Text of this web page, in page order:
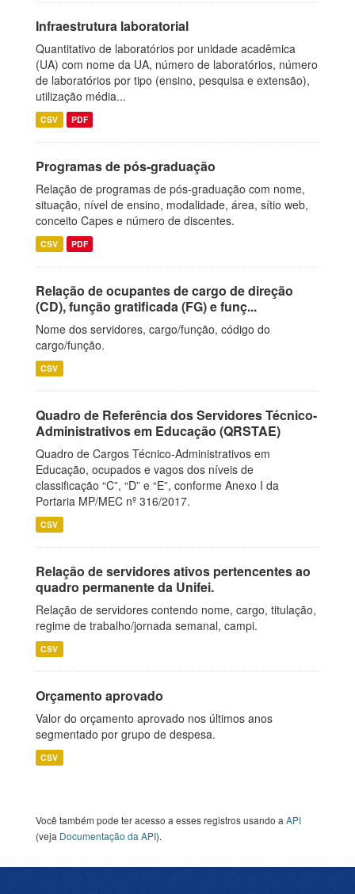
Infraestrutura laboratorial
Quantitativo de laboratórios por unidade acadêmica
(UA) com nome da UA, número de laboratórios, número
de laboratórios por tipo (ensino, pesquisa e extensão),
utilização média...
CSV PDF
Programas de pós-graduação
Relação de programas de pós-graduação com nome,
situação, nível de ensino, modalidade, área, sítio web,
conceito Capes e número de discentes.
CSV PDF
Relação de ocupantes de cargo de direção
(CD), função gratificada (FG) e funç...
Nome dos servidores, cargo/função, código do
cargo/função.
CSV
Quadro de Referência dos Servidores Técnico-
Administrativos em Educação (QRSTAE)
Quadro de Cargos Técnico-Administrativos em
Educação, ocupados e vagos dos níveis de
classificação “C”, “D” e “E”, conforme Anexo I da
Portaria MP/MEC nº 316/2017.
CSV
Relação de servidores ativos pertencentes ao
quadro permanente da Unifei.
Relação de servidores contendo nome, cargo, titulação,
regime de trabalho/jornada semanal, campi.
CSV
Orçamento aprovado
Valor do orçamento aprovado nos últimos anos
segmentado por grupo de despesa.
CSV
Você também pode ter acesso a esses registros usando a API
(veja Documentação da API).